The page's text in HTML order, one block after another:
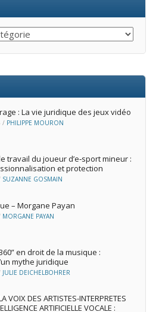
: La vie juridique des jeux vidéo
/ PHILIPPE MOURON
travail du joueur d’e‑sport mineur :
et protection
SUZANNE GOSMAIN
– Morgane Payan
MORGANE PAYAN
en droit de la musique :
mythe juridique
JULIE DEICHELBOHRER
VOIX DES ARTISTES-INTERPRETES
ARTIFICIELLE VOCALE :